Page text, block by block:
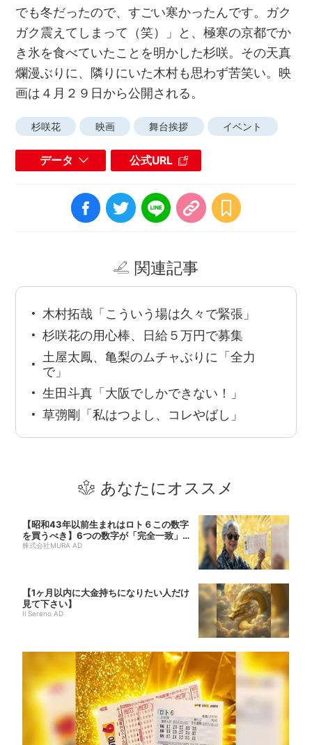
でも冬だったので、すごい寒かったんです。ガク
ガク震えてしまって（笑）」と、極寒の京都でか
き氷を食べていたことを明かした杉咲。その天真
爛漫ぶりに、隣りにいた木村も思わず苦笑い。映
画は４月２９日から公開される。
杉咲花 映画 舞台挨拶 イベント
データ 公式URL
関連記事
木村拓哉「こういう場は久々で緊張」
杉咲花の用心棒、日給５万円で募集
土屋太鳳、亀梨のムチャぶりに「全力
で」
生田斗真「大阪でしかできない！」
草彅剛「私はつよし、コレやばし」
あなたにオススメ
【昭和43年以前生まれはロト６この数字
を買うべき】6つの数字が「完全一致」す
る方...
株式会社MURA AD
【1ヶ月以内に大金持ちになりたい人だけ
見て下さい】
Il Sereno AD